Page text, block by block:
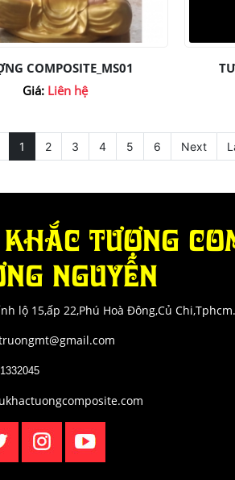
COMPOSITE_MS01
Giá: Liên hệ
1 2 3 4 5 6 Next
TƯỢNG
NGUYỄN
lộ 15,ấp 22,Phú Hoà Đông,Củ Chi,Tphcm.